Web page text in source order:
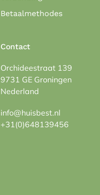
Betaalmethodes
Contact
Orchideestraat 139
9731 GE Groningen
Nederland
info@huisbest.nl
+31(0)648139456